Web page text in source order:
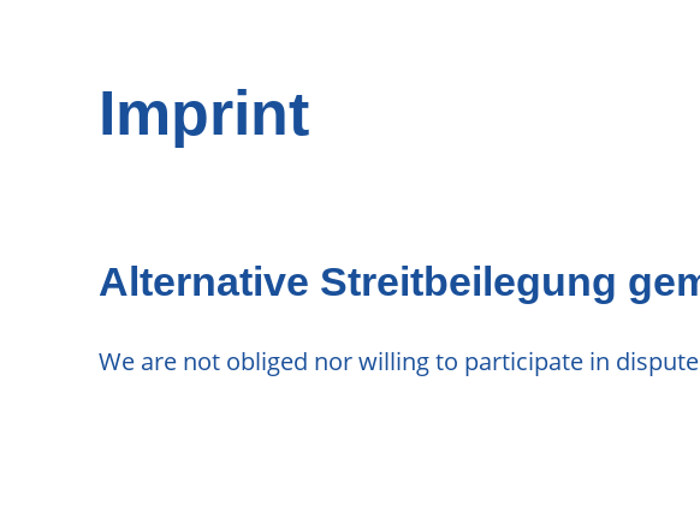
Imprint
Alternative Streitbeilegung
We are not obliged nor willing to participate in